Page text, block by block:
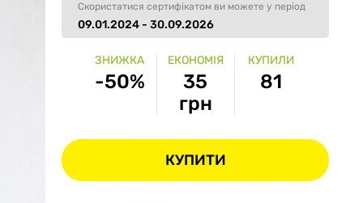
Скористатися сертифікатом ви можете у період
09.01.2024 - 30.09.2026
ЗНИЖКА
-50%
ЕКОНОМІЯ
35
грн
КУПИЛИ
81
КУПИТИ